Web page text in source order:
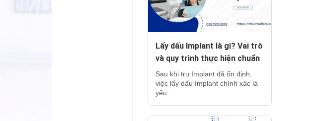
Lấy dấu Implant là gì? Vai trò
và quy trình thực hiện chuẩn
Sau khi trụ Implant đã ổn định,
việc lấy dấu Implant chính xác là
yếu…